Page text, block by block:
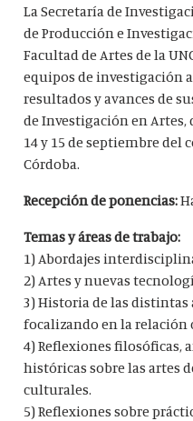
La Secretaría de
de Producción e
Facultad de Artes de la
equipos de investigación
resultados y avances de
de Investigación en Artes,
14 y 15 de septiembre del
Córdoba.
Recepción de ponencias:
Temas y áreas de trabajo:
1) Abordajes
2) Artes y nuevas
3) Historia de las
focalizando en la relación
4) Reflexiones filosóficas,
históricas sobre las artes
culturales.
5) Reflexiones sobre